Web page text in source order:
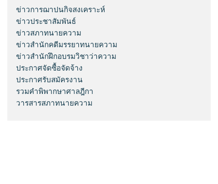
ข่าวการฌาปนกิจสงเคราะห์
ข่าวประชาสัมพันธ์
ข่าวสภาทนายความ
ข่าวสำนักคดีมรรยาทนายความ
ข่าวสำนักฝึกอบรมวิชาว่าความ
ประกาศจัดซื้อจัดจ้าง
ประกาศรับสมัครงาน
รวมคำพิพากษาศาลฎีกา
วารสารสภาทนายความ